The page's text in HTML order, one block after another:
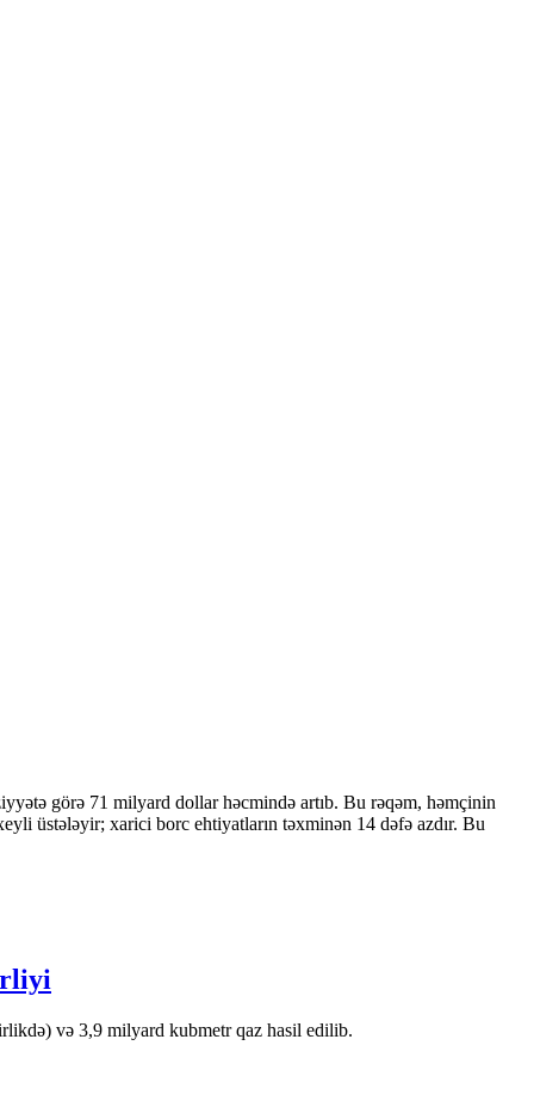
görə 71 milyard dollar həcmində artıb. Bu rəqəm, həmçinin
üstələyir; xarici borc ehtiyatların təxminən 14 dəfə azdır. Bu
və 3,9 milyard kubmetr qaz hasil edilib.